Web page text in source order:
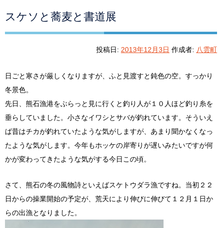
スケソと蕎麦と書道展
投稿日: 2013年12月3日 作成者: 八雲町
日ごと寒さが厳しくなりますが、ふと見渡すと鈍色の空。すっかり
冬景色。
先日、熊石漁港をぶらっと見に行くと釣り人が１０人ほど釣り糸を
垂らしていました。小さなイワシとサバが釣れています。そういえ
ば昔はチカが釣れていたような気がしますが、あまり聞かなくなっ
たような気がします。今年もホッケの岸寄りが遅いみたいですが何
かが変わってきたような気がする今日この頃。
さて、熊石の冬の風物詩といえばスケトウダラ漁ですね。当初２２
日からの操業開始の予定が、荒天により伸びに伸びて１２月１日か
らの出漁となりました。